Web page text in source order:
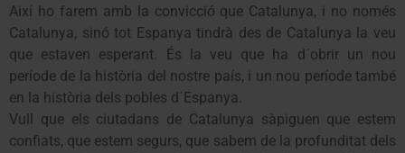
Així ho farem amb la convicció que Catalunya, i no només
Catalunya, sinó tot Espanya tindrà des de Catalunya la veu
que estaven esperant. És la veu que ha d´obrir un nou
període de la història del nostre país, i un nou període també
en la història dels pobles d´Espanya.
Vull que els ciutadans de Catalunya sàpiguen que estem
confiats, que estem segurs, que sabem de la profunditat dels